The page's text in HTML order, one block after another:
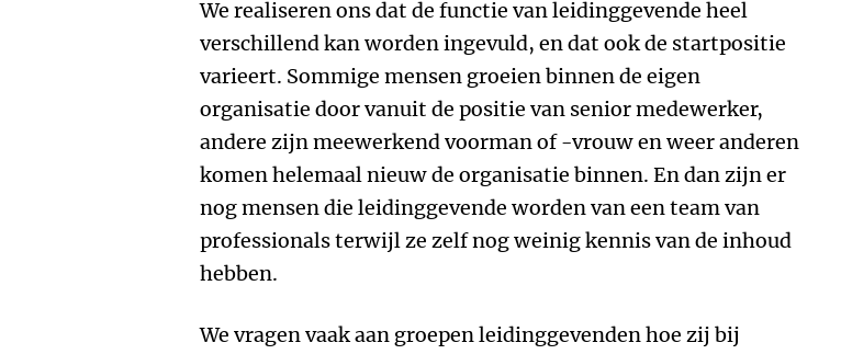
We realiseren ons dat de functie van leidinggevende heel
verschillend kan worden ingevuld, en dat ook de startpositie
varieert. Sommige mensen groeien binnen de eigen
organisatie door vanuit de positie van senior medewerker,
andere zijn meewerkend voorman of -vrouw en weer anderen
komen helemaal nieuw de organisatie binnen. En dan zijn er
nog mensen die leidinggevende worden van een team van
professionals terwijl ze zelf nog weinig kennis van de inhoud
hebben.
We vragen vaak aan groepen leidinggevenden hoe zij bij